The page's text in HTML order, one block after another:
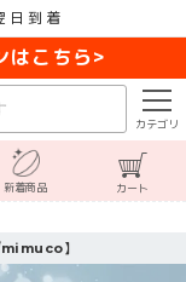
日到着
はこちら>
カテゴリ
新着商品 カート
mimuco】